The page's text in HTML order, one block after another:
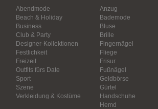
Abendmode
Beach & Holiday
Business
Club & Party
Designer-Kollektionen
Festlichkeit
Freizeit
Outfits fürs Date
Sport
Szene
Verkleidung & Kostüme
Anzug
Bademode
Bluse
Brille
Fingernägel
Fliege
Frisur
Fußnägel
Geldbörse
Gürtel
Handschuhe
Hemd